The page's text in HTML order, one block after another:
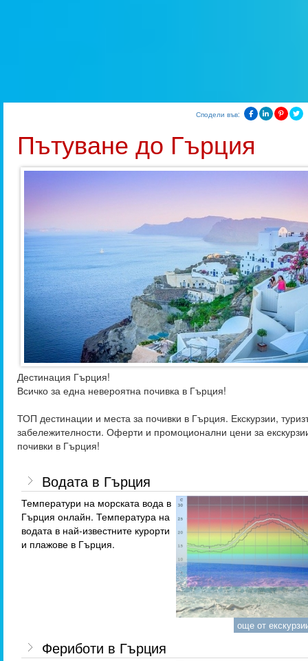
Сподели във:
Пътуване до Гърция
Дестинация Гърция!
Всичко за една невероятна почивка в Гърция!
ТОП дестинации и места за почивки в Гърция. Екскурзии,
забележителности. Оферти и промоционални цени за
почивки в Гърция!
Водата в Гърция
Температури на морската вода в
Гърция онлайн. Температура на
водата в най-известните курорти
и плажове в Гърция.
още от
Фериботи в Гърция